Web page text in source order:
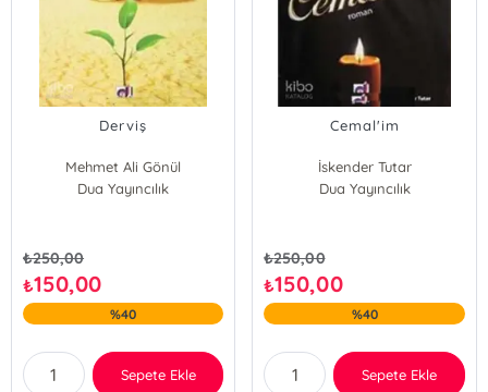
Derviş
Mehmet Ali Gönül
Dua Yayıncılık
₺250,00
₺150,00
%40
Sepete Ekle
Cemal'im
İskender Tutar
Dua Yayıncılık
₺250,00
₺150,00
%40
Sepete Ekle